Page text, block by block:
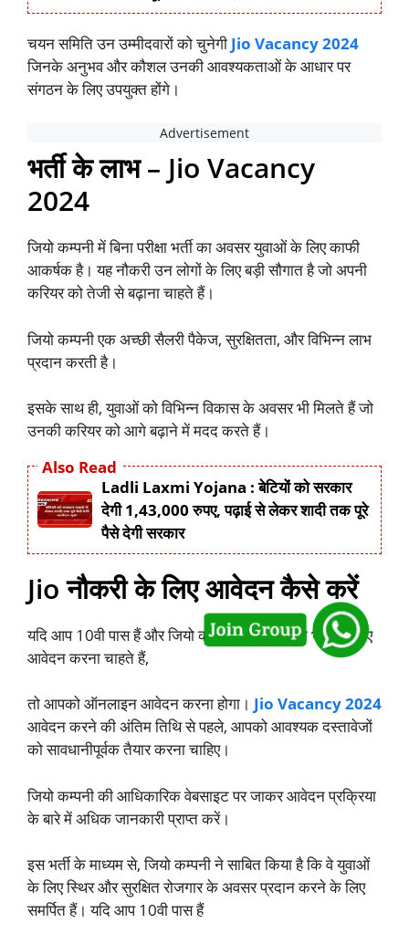
चयन समिति उन उम्मीदवारों को चुनेगी Jio Vacancy 2024
जिनके अनुभव और कौशल उनकी आवश्यकताओं के आधार पर
संगठन के लिए उपयुक्त होंगे।
भर्ती के लाभ – Jio Vacancy
2024
जियो कम्पनी में बिना परीक्षा भर्ती का अवसर युवाओं के लिए काफी
आकर्षक है। यह नौकरी उन लोगों के लिए बड़ी सौगात है जो अपनी
करियर को तेजी से बढ़ाना चाहते हैं।
जियो कम्पनी एक अच्छी सैलरी पैकेज, सुरक्षितता, और विभिन्न लाभ
प्रदान करती है।
इसके साथ ही, युवाओं को विभिन्न विकास के अवसर भी मिलते हैं जो
उनकी करियर को आगे बढ़ाने में मदद करते हैं।
Also Read
Ladli Laxmi Yojana : बेटियों को सरकार
देगी 1,43,000 रुपए, पढ़ाई से लेकर शादी तक पूरे
पैसे देगी सरकार
Jio नौकरी के लिए आवेदन कैसे करें
यदि आप 10वी पास हैं और जियो कम्पनी में बिना परीक्षा भर्ती के लिए
आवेदन करना चाहते हैं,
तो आपको ऑनलाइन आवेदन करना होगा। Jio Vacancy 2024
आवेदन करने की अंतिम तिथि से पहले, आपको आवश्यक दस्तावेजों
को सावधानीपूर्वक तैयार करना चाहिए।
जियो कम्पनी की आधिकारिक वेबसाइट पर जाकर आवेदन प्रक्रिया
के बारे में अधिक जानकारी प्राप्त करें।
इस भर्ती के माध्यम से, जियो कम्पनी ने साबित किया है कि वे युवाओं
के लिए स्थिर और सुरक्षित रोजगार के अवसर प्रदान करने के लिए
समर्पित हैं। यदि आप 10वी पास हैं